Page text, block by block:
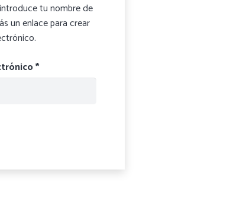
tu nombre de
un enlace para crear
*Obligatorio